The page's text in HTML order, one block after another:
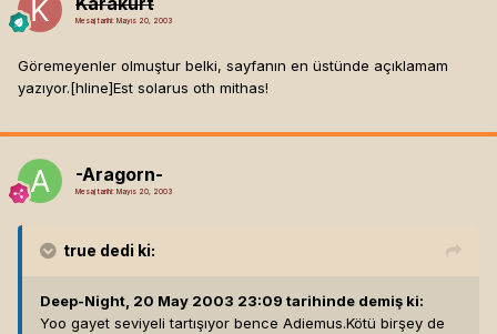
Mesaj tarihi: Mayıs 20, 2003
Göremeyenler olmuştur belki, sayfanın en üstünde açıklamam
yazıyor.[hline]Est solarus oth mithas!
-Aragorn-
Mesaj tarihi: Mayıs 20, 2003
true dedi ki:
Deep-Night, 20 May 2003 23:09 tarihinde demiş ki:
Yoo gayet seviyeli tartışıyor bence Adiemus.Kötü birşey de